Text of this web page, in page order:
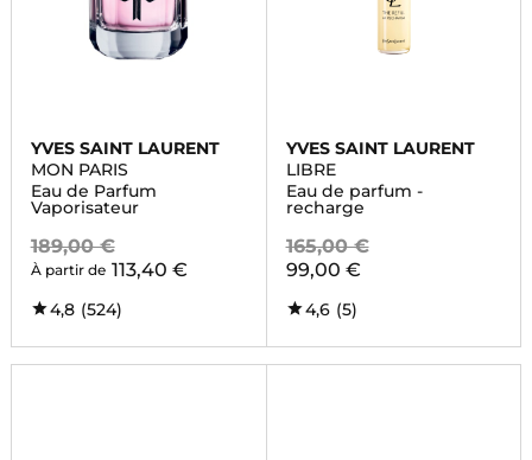
YVES SAINT LAURENT
MON PARIS
Eau de Parfum
Vaporisateur
189,00 €
À partir de 113,40 €
4,8 (524)
YVES SAINT LAURENT
LIBRE
Eau de parfum -
recharge
165,00 €
99,00 €
4,6 (5)